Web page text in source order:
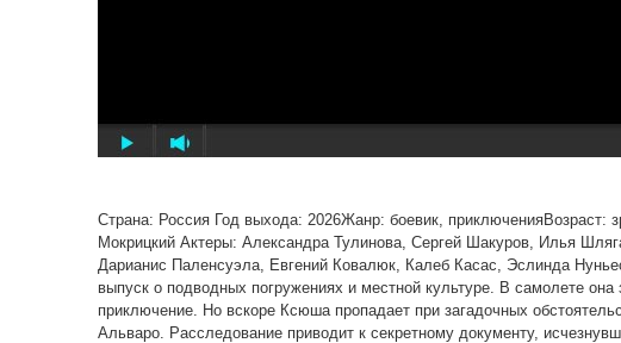
Страна: Россия Год выхода: 2026Жанр: боевик, приключенияВозраст:
Мокрицкий Актеры: Александра Тулинова, Сергей Шакуров, Илья
Дарианис Паленсуэла, Евгений Ковалюк, Калеб Касас, Эслинда
выпуск о подводных погружениях и местной культуре. В самолете
приключение. Но вскоре Ксюша пропадает при загадочных
Альваро. Расследование приводит к секретному документу,